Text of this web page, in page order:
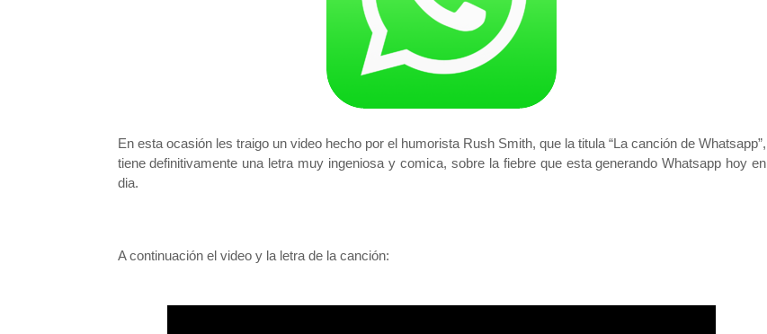
En esta ocasión les traigo un video hecho por el humorista Rush Smith, que la titula “La canción de Whatsapp”,
tiene definitivamente una letra muy ingeniosa y comica, sobre la fiebre que esta generando Whatsapp hoy en
dia.
A continuación el video y la letra de la canción: